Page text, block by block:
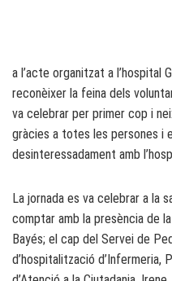
a l’acte organitzat a l’hospital
reconèixer la feina dels
va celebrar per primer cop i
gràcies a totes les persones i
desinteressadament amb
La jornada es va celebrar a la
comptar amb la presència de
Bayés; el cap del Servei de
d’hospitalització d’Infermeria,